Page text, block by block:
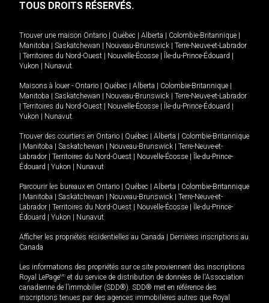
TOUS DROITS RÉSERVÉS.
Trouver une maison Ontario Québec Alberta Colombie-Britannique
Manitoba
Saskatchewan Nouveau-Brunswick
Terre-Neuve-et-Labrador
Territoires du Nord-Ouest Nouvelle-Écosse Île-du-Prince-Édouard
Yukon
Nunavut.
Maisons à louer - Ontario Québec Alberta Colombie-Britannique
Manitoba
Saskatchewan Nouveau-Brunswick
Terre-Neuve-et-Labrador
Territoires du Nord-Ouest Nouvelle-Écosse Île-du-Prince-Édouard
Yukon
Nunavut.
Trouver des courtiers en Ontario Québec Alberta
Colombie-Britannique
Manitoba Saskatchewan Nouveau-Brunswick
Terre-Neuve-et-
Labrador
Territoires du Nord-Ouest Nouvelle-Écosse
Île-du-Prince-
Édouard
Yukon Nunavut
Parcourir les bureaux en Ontario Québec Alberta
Colombie-Britannique
Manitoba Saskatchewan Nouveau-Brunswick
Terre-Neuve-et-
Labrador
Territoires du Nord-Ouest Nouvelle-Écosse
Île-du-Prince-
Édouard
Yukon Nunavut
Afficher les propriétés résidentielles au Canada
Dernières inscriptions au
Canada
Les informations des propriétés sur ce site proviennent des inscriptions
Royal LePageMD et du service de distribution de données de l'Association
canadienne de l’immobilier (SDD®). SDD® met en référence des
inscriptions tenues par des agences immobilières autres que Royal